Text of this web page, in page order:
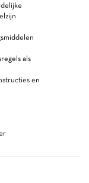
als
en